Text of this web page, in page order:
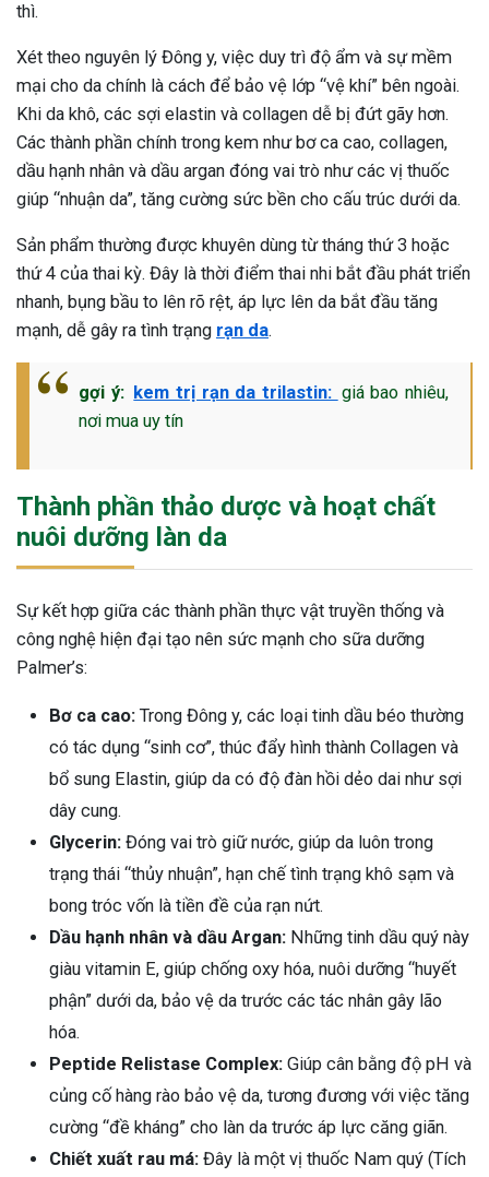
Sau Sinh Có Tự Khỏi
Thông Tin Cần Biết
phổ biến, khiến đôi bàn tay,
của chị em trở nên khô...
thì.
Xét theo nguyên lý Đông y, việc duy trì độ ẩm và sự mềm
mại cho da chính là cách để bảo vệ lớp “vệ khí” bên ngoài.
Khi da khô, các sợi elastin và collagen dễ bị đứt gãy hơn.
Các thành phần chính trong kem như bơ ca cao, collagen,
dầu hạnh nhân và dầu argan đóng vai trò như các vị thuốc
giúp “nhuận da”, tăng cường sức bền cho cấu trúc dưới da.
Sản phẩm thường được khuyên dùng từ tháng thứ 3 hoặc
thứ 4 của thai kỳ. Đây là thời điểm thai nhi bắt đầu phát triển
nhanh, bụng bầu to lên rõ rệt, áp lực lên da bắt đầu tăng
mạnh, dễ gây ra tình trạng rạn da.
gợi ý: kem trị rạn da trilastin: giá bao nhiêu,
nơi mua uy tín
Thành phần thảo dược và hoạt chất
nuôi dưỡng làn da
Sự kết hợp giữa các thành phần thực vật truyền thống và
công nghệ hiện đại tạo nên sức mạnh cho sữa dưỡng
Palmer’s:
Bơ ca cao: Trong Đông y, các loại tinh dầu béo thường
có tác dụng “sinh cơ”, thúc đẩy hình thành Collagen và
bổ sung Elastin, giúp da có độ đàn hồi dẻo dai như sợi
dây cung.
Glycerin: Đóng vai trò giữ nước, giúp da luôn trong
trạng thái “thủy nhuận”, hạn chế tình trạng khô sạm và
bong tróc vốn là tiền đề của rạn nứt.
Dầu hạnh nhân và dầu Argan: Những tinh dầu quý này
giàu vitamin E, giúp chống oxy hóa, nuôi dưỡng “huyết
phận” dưới da, bảo vệ da trước các tác nhân gây lão
hóa.
Peptide Relistase Complex: Giúp cân bằng độ pH và
củng cố hàng rào bảo vệ da, tương đương với việc tăng
cường “đề kháng” cho làn da trước áp lực căng giãn.
Chiết xuất rau má: Đây là một vị thuốc Nam quý (Tích